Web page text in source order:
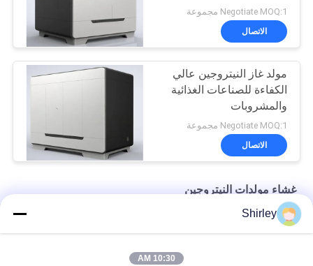
السعة
Negotiate MOQ:1 مجموعة
الاتصال
مولد غاز النيتروجين عالي
الكفاءة للصناعات الغذائية
والمشروبات
Negotiate MOQ:1 مجموعة
الاتصال
غشاء مولدات النيتروجين
غشاء مولد النيتروجين نقاء 99٪ الصناعة البحرية BV شهادة CCS TS
Shirley
10:30 AM